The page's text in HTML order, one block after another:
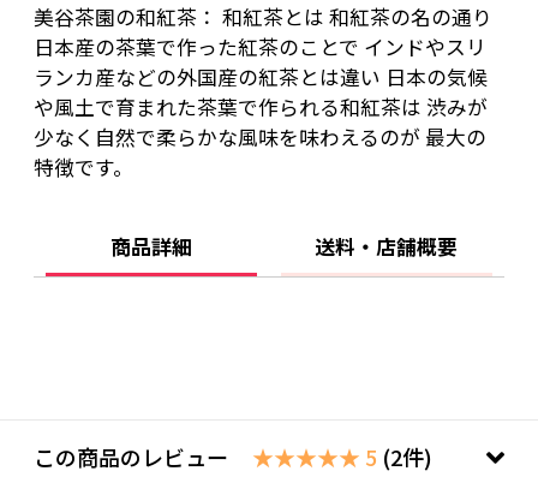
美谷茶園の和紅茶： 和紅茶とは 和紅茶の名の通り
日本産の茶葉で作った紅茶のことで インドやスリ
ランカ産などの外国産の紅茶とは違い 日本の気候
や風土で育まれた茶葉で作られる和紅茶は 渋みが
少なく自然で柔らかな風味を味わえるのが 最大の
特徴です。
商品詳細 送料・店舗概要
この商品のレビュー ★★★★★ 5 (2件)